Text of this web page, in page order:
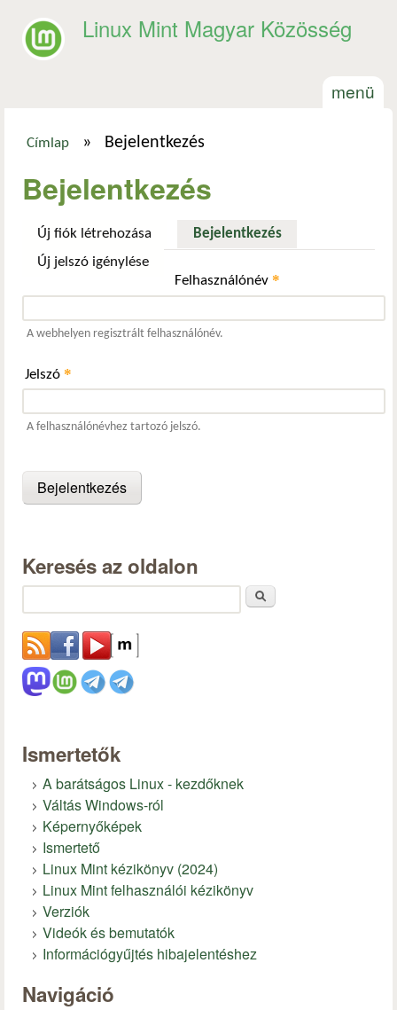
Linux Mint Magyar Közösség
menü
Címlap » Bejelentkezés
Bejelentkezés
Új fiók létrehozása Bejelentkezés(aktív fül)
Új jelszó igénylése
Felhasználónév*
A webhelyen regisztrált felhasználónév.
Jelszó *
A felhasználónévhez tartozó jelszó.
Keresés az oldalon
Ismertetők
A barátságos Linux - kezdőknek
Váltás Windows-ról
Képernyőképek
Ismertető
Linux Mint kézikönyv (2024)
Linux Mint felhasználói kézikönyv
Verziók
Videók és bemutatók
Információgyűjtés hibajelentéshez
Navigáció